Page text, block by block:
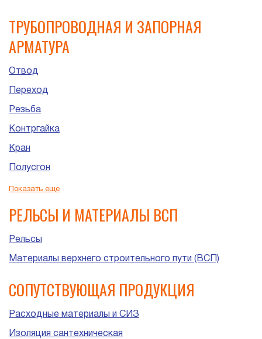
ТРУБОПРОВОДНАЯ И ЗАПОРНАЯ
АРМАТУРА
Отвод
Переход
Резьба
Контргайка
Кран
Полусгон
Сгон
Показать еще
РЕЛЬСЫ И МАТЕРИАЛЫ ВСП
Рельсы
Материалы верхнего строительного пути (ВСП)
СОПУТСТВУЮЩАЯ ПРОДУКЦИЯ
Расходные материалы и СИЗ
Изоляция сантехническая